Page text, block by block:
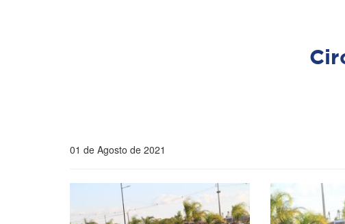
01 de Agosto de 2021